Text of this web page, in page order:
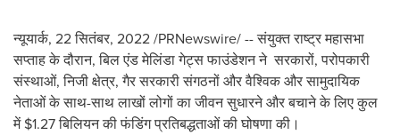
न्यूयार्क, 22 सितंबर, 2022 /PRNewswire/ -- संयुक्त राष्ट्र महासभा
सप्ताह के दौरान, बिल एंड मेलिंडा गेट्स फाउंडेशन ने सरकारों, परोपकारी
संस्‍थाओं, निजी क्षेत्र, गैर सरकारी संगठनों और वैश्विक और सामुदायिक
नेताओं के साथ-साथ लाखों लोगों का जीवन सुधारने और बचाने के लिए कुल
में$1.27बिलियन की फंडिंग प्रतिबद्धताओं की घोषणा की।